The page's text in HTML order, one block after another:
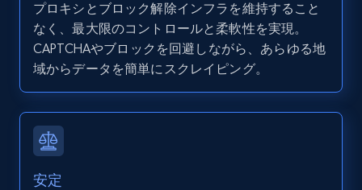
Youtube - Videos posts - Search videos by
keyword and then apply relevant video
filters
URL, Title, Youtuber, Youtuber md5, Video url,
Video length, Likes, Views, and more.
プロキシとブロック解除インフラを維持すること
なく、最大限のコントロールと柔軟性を実現。
CAPTCHAやブロックを回避しながら、あらゆる地
域からデータを簡単にスクレイピング。
安定